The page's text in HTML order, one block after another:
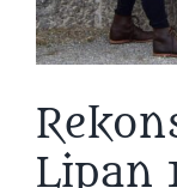
Lipan